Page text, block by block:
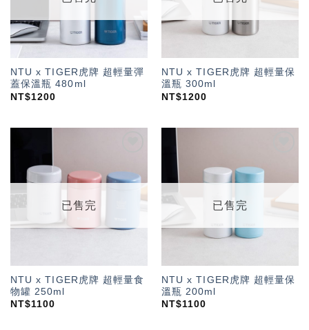
NTU x TIGER虎牌 超輕量彈
蓋保溫瓶 480ml
NT$1200
NTU x TIGER虎牌 超輕量保
溫瓶 300ml
NT$1200
「願
望輕
已售完
NTU x TIGER虎牌 超輕量食
物罐 250ml
NT$1100
望輕
已售完
NTU x TIGER虎牌 超輕量保
溫瓶 200ml
NT$1100